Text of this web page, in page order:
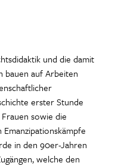
und die damit
bauen auf Arbeiten
erster Stunde
sowie die
in den 90er-Jahren
welche den